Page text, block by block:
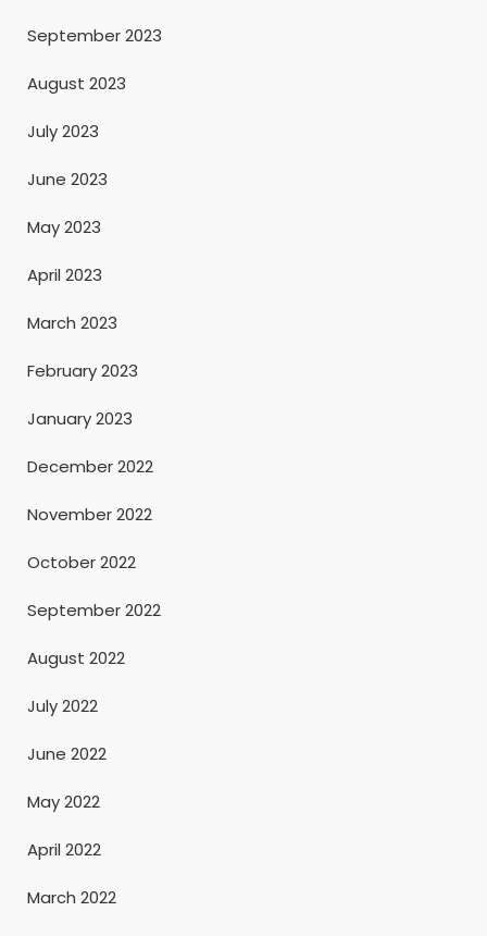
September 2023
August 2023
July 2023
June 2023
May 2023
April 2023
March 2023
February 2023
January 2023
December 2022
November 2022
October 2022
September 2022
August 2022
July 2022
June 2022
May 2022
April 2022
March 2022